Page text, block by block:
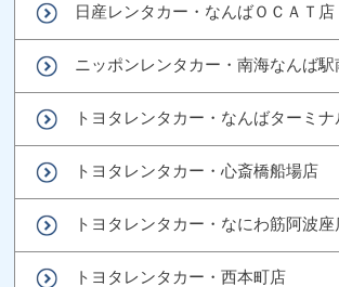
日産レンタカー・なんばＯＣＡＴ店
ニッポンレンタカー・南海なんば駅
トヨタレンタカー・なんばターミナ
トヨタレンタカー・心斎橋船場店
トヨタレンタカー・なにわ筋阿波座
トヨタレンタカー・西本町店